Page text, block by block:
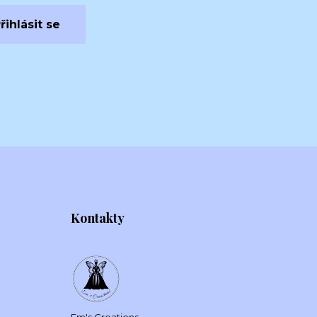
se
Kontakty